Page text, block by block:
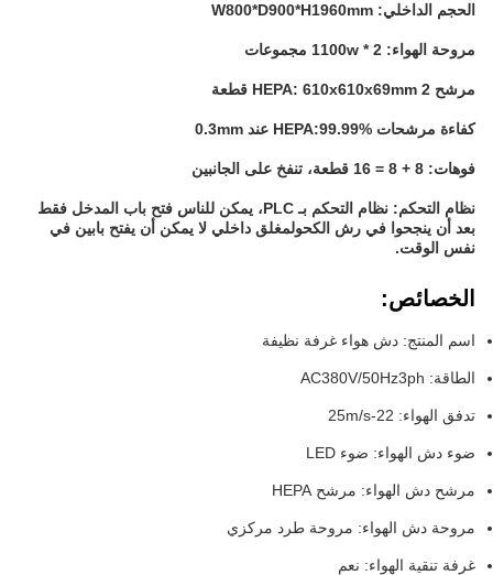
الحجم الداخلي: W800*D900*H1960mm
مروحة الهواء: 1100w * 2 مجموعات
مرشح HEPA: 610x610x69mm 2 قطعة
كفاءة مرشحات HEPA:99.99% عند 0.3mm
فوهات: 8 + 8 = 16 قطعة، تنفخ على الجانبين
نظام التحكم: نظام التحكم بـ PLC، يمكن للناس فتح باب المدخل فقط
بعد أن ينجحوا في رش الكحولمغلق داخلي لا يمكن أن يفتح بابين في
نفس الوقت.
الخصائص:
اسم المنتج: دش هواء غرفة نظيفة
الطاقة: AC380V/50Hz3ph
تدفق الهواء: 22-25m/s
ضوء دش الهواء: ضوء LED
مرشح دش الهواء: مرشح HEPA
مروحة دش الهواء: مروحة طرد مركزي
غرفة تنقية الهواء: نعم